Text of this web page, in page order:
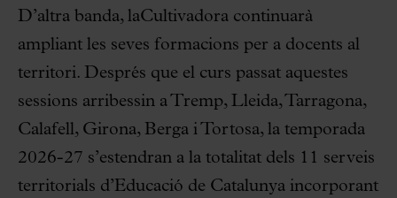
D’altra banda, laCultivadora continuarà
ampliant les seves formacions per a docents al
territori. Després que el curs passat aquestes
sessions arribessin a Tremp, Lleida, Tarragona,
Calafell, Girona, Berga i Tortosa, la temporada
2026-27 s’estendran a la totalitat dels 11 serveis
territorials d’Educació de Catalunya incorporant